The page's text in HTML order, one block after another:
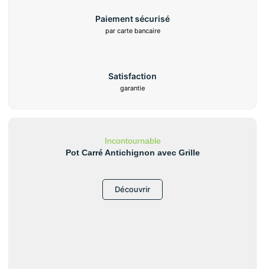
Paiement sécurisé
par carte bancaire
Satisfaction
garantie
Incontournable
Pot Carré Antichignon avec Grille
Découvrir